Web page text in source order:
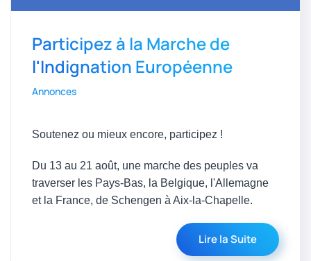
Participez à la Marche de
l'Indignation Européenne
Annonces
Soutenez ou mieux encore, participez !
Du 13 au 21 août, une marche des peuples va
traverser les Pays-Bas, la Belgique, l'Allemagne
et la France, de Schengen à Aix-la-Chapelle.
Lire la Suite